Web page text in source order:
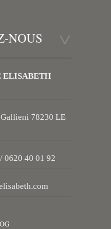
NOUS
ELISABETH
78230 LE
0620 40 01 92